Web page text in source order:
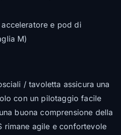
e pod di
M)
/ tavoletta assicura una
con un pilotaggio facile
buona comprensione della
rimane agile e confortevole